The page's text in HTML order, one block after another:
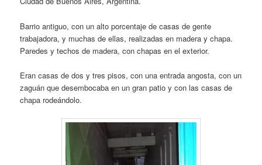
Barrio antiguo, con un alto porcentaje de casas de gente
trabajadora, y muchas de ellas, realizadas en madera y chapa.
Paredes y techos de madera, con chapas en el exterior.
Eran casas de dos y tres pisos, con una entrada angosta, con un
zaguán que desembocaba en un gran patio y con las casas de
chapa rodeándolo.